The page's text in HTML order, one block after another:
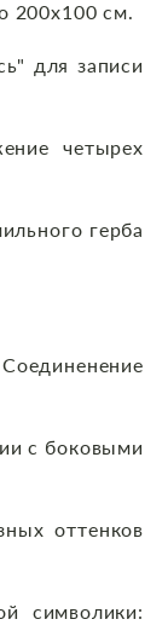
см.
для записи
четырех
герба
с боковыми
оттенков